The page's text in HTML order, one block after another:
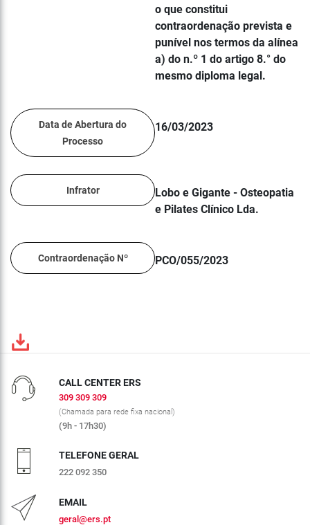
o que constitui
contraordenação prevista e
punível nos termos da alínea
a) do n.º 1 do artigo 8.° do
mesmo diploma legal.
Data de Abertura do
Processo
16/03/2023
Infrator
Lobo e Gigante - Osteopatia
e Pilates Clínico Lda.
Contraordenação Nº PCO/055/2023
CALL CENTER ERS
309 309 309
(Chamada para rede fixa nacional)
(9h - 17h30)
TELEFONE GERAL
222 092 350
EMAIL
geral@ers.pt